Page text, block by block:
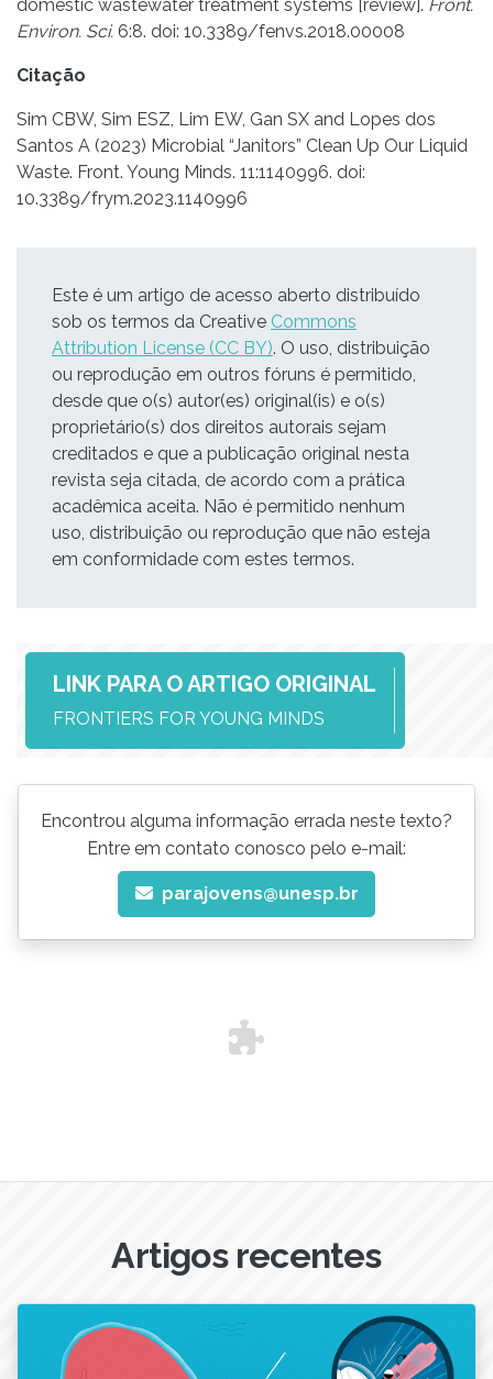
domestic wastewater treatment systems [review]. Front.
Environ. Sci. 6:8. doi: 10.3389/fenvs.2018.00008
Citação
Sim CBW, Sim ESZ, Lim EW, Gan SX and Lopes dos
Santos A (2023) Microbial “Janitors” Clean Up Our Liquid
Waste. Front. Young Minds. 11:1140996. doi:
10.3389/frym.2023.1140996
Este é um artigo de acesso aberto distribuído
sob os termos da Creative Commons
Attribution License (CC BY). O uso, distribuição
ou reprodução em outros fóruns é permitido,
desde que o(s) autor(es) original(is) e o(s)
proprietário(s) dos direitos autorais sejam
creditados e que a publicação original nesta
revista seja citada, de acordo com a prática
acadêmica aceita. Não é permitido nenhum
uso, distribuição ou reprodução que não esteja
em conformidade com estes termos.
LINK PARA O ARTIGO ORIGINAL
FRONTIERS FOR YOUNG MINDS
Encontrou alguma informação errada neste texto?
Entre em contato conosco pelo e-mail:
parajovens@unesp.br
Artigos recentes